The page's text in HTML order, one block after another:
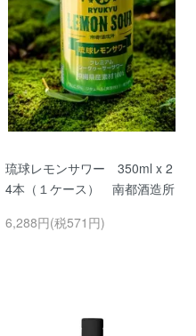
琉球レモンサワー 350ml x 2
4本（１ケース） 南都酒造所
6,288円(税571円)